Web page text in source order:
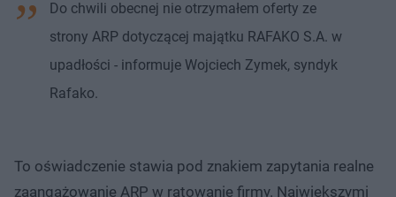
Do chwili obecnej nie otrzymałem oferty ze
strony ARP dotyczącej majątku RAFAKO S.A. w
upadłości - informuje Wojciech Zymek, syndyk
Rafako.
To oświadczenie stawia pod znakiem zapytania realne
zaangażowanie ARP w ratowanie firmy. Największymi